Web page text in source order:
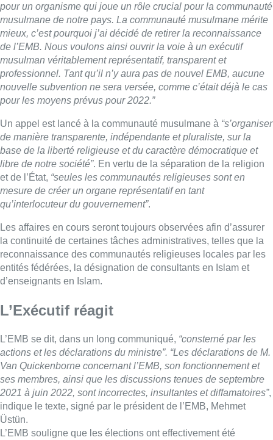
pour un organisme qui joue un rôle crucial pour la communauté
musulmane de notre pays. La communauté musulmane mérite
mieux, c’est pourquoi j’ai décidé de retirer la reconnaissance
de l’EMB. Nous voulons ainsi ouvrir la voie à un exécutif
musulman véritablement représentatif, transparent et
professionnel. Tant qu’il n’y aura pas de nouvel EMB, aucune
nouvelle subvention ne sera versée, comme c’était déjà le cas
pour les moyens prévus pour 2022.”
Un appel est lancé à la communauté musulmane à “s’organiser
de manière transparente, indépendante et pluraliste, sur la
base de la liberté religieuse et du caractère démocratique et
libre de notre société”. En vertu de la séparation de la religion
et de l’État, “seules les communautés religieuses sont en
mesure de créer un organe représentatif en tant
qu’interlocuteur du gouvernement”.
Les affaires en cours seront toujours observées afin d’assurer
la continuité de certaines tâches administratives, telles que la
reconnaissance des communautés religieuses locales par les
entités fédérées, la désignation de consultants en Islam et
d’enseignants en Islam.
L’Exécutif réagit
L’EMB se dit, dans un long communiqué, “consterné par les
actions et les déclarations du ministre”. “Les déclarations de M.
Van Quickenborne concernant l’EMB, son fonctionnement et
ses membres, ainsi que les discussions tenues de septembre
2021 à juin 2022, sont incorrectes, insultantes et diffamatoires”,
indique le texte, signé par le président de l’EMB, Mehmet
Üstün.
L’EMB souligne que les élections ont effectivement été